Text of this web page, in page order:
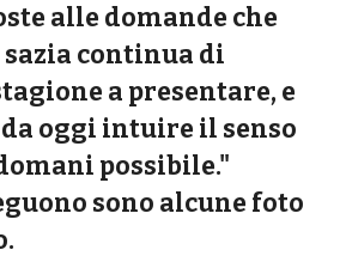
alle domande che
continua di
a presentare, e
oggi intuire il senso
possibile."
sono alcune foto